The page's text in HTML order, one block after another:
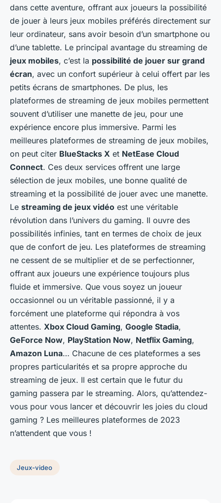
dans cette aventure, offrant aux joueurs la possibilité
de jouer à leurs jeux mobiles préférés directement sur
leur ordinateur, sans avoir besoin d’un smartphone ou
d’une tablette. Le principal avantage du streaming de
jeux mobiles, c’est la possibilité de jouer sur grand
écran, avec un confort supérieur à celui offert par les
petits écrans de smartphones. De plus, les
plateformes de streaming de jeux mobiles permettent
souvent d’utiliser une manette de jeu, pour une
expérience encore plus immersive. Parmi les
meilleures plateformes de streaming de jeux mobiles,
on peut citer BlueStacks X et NetEase Cloud
Connect. Ces deux services offrent une large
sélection de jeux mobiles, une bonne qualité de
streaming et la possibilité de jouer avec une manette.
Le streaming de jeux vidéo est une véritable
révolution dans l’univers du gaming. Il ouvre des
possibilités infinies, tant en termes de choix de jeux
que de confort de jeu. Les plateformes de streaming
ne cessent de se multiplier et de se perfectionner,
offrant aux joueurs une expérience toujours plus
fluide et immersive. Que vous soyez un joueur
occasionnel ou un véritable passionné, il y a
forcément une plateforme qui répondra à vos
attentes. Xbox Cloud Gaming, Google Stadia,
GeForce Now, PlayStation Now, Netflix Gaming,
Amazon Luna… Chacune de ces plateformes a ses
propres particularités et sa propre approche du
streaming de jeux. Il est certain que le futur du
gaming passera par le streaming. Alors, qu’attendez-
vous pour vous lancer et découvrir les joies du cloud
gaming ? Les meilleures plateformes de 2023
n’attendent que vous !
Jeux-video